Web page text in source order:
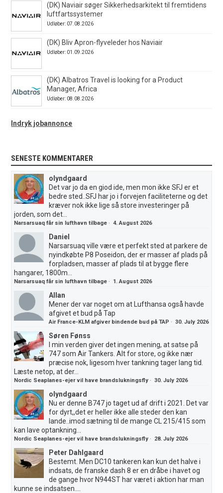
(DK) Naviair søger Sikkerhedsarkitekt til fremtidens
luftfartssystemer
Udløber: 07.08.2026
(DK) Bliv Apron-flyveleder hos Naviair
Udløber: 01.09.2026
(DK) Albatros Travel is looking for a Product
Manager, Africa
Udløber: 08.08.2026
Indryk jobannonce
SENESTE KOMMENTARER
olyndgaard
Det var jo da en giod ide, men mon ikke SFJ er et
bedre sted..SFJ har jo i forvejen faciliteterne og det
kræver nok ikke lige så store investeringer på
jorden, som det...
Narsarsuaq får sin lufthavn tilbage ·4. August 2026
Daniel
Narsarsuaq ville være et perfekt sted at parkere de
nyindkøbte P8 Poseidon, der er masser af plads på
forpladsen, masser af plads til at bygge flere
hangarer, 1800m...
Narsarsuaq får sin lufthavn tilbage · 1. August 2026
Allan
Mener der var noget om at Lufthansa også havde
afgivet et bud på Tap
Air France-KLM afgiver bindende bud på TAP ·30. July 2026
Søren Fønss
I min verden giver det ingen mening, at satse på
747 som Air Tankers. Alt for store, og ikke nær
præcise nok, ligesom hver tankning tager lang tid.
Læste netop, at der...
Nordic Seaplanes-ejer vil have brandslukningsfly ·30. July 2026
olyndgaard
Nu er denne B747 jo taget ud af drift i 2021. Det var
for dyrt,,det er heller ikke alle steder den kan
lande..imod sætning til de mange CL 215/415 som
kan lave optankning...
Nordic Seaplanes-ejer vil have brandslukningsfly · 28. July 2026
Peter Dahlgaard
Bestemt. Men DC10 tankeren kan kun det halve i
indsats, de franske dash 8 er en dråbe i havet og
de gange hvor N944ST har været i aktion har man
kunne se indsatsen....